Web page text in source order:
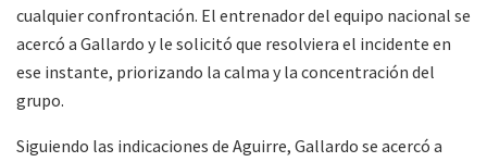
cualquier confrontación. El entrenador del equipo nacional se
acercó a Gallardo y le solicitó que resolviera el incidente en
ese instante, priorizando la calma y la concentración del
grupo.
Siguiendo las indicaciones de Aguirre, Gallardo se acercó a